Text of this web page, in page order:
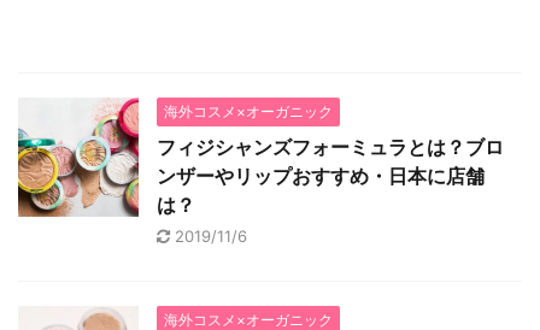
海外コスメ×オーガニック
フィジシャンズフォーミュラとは？ブロ
ンザーやリップおすすめ・日本に店舗
は？
2019/11/6
海外コスメ×オーガニック